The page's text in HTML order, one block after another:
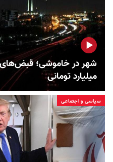
شهر در خاموشی؛
میلیارد تومانی
سیاسی و اجتماعی